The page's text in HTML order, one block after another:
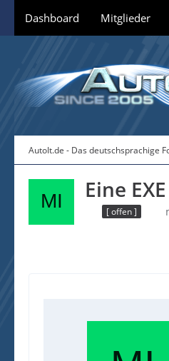
Dashboard Mitglieder
AutoIt.de - Das deutschsprachige
Eine
[ offen ]